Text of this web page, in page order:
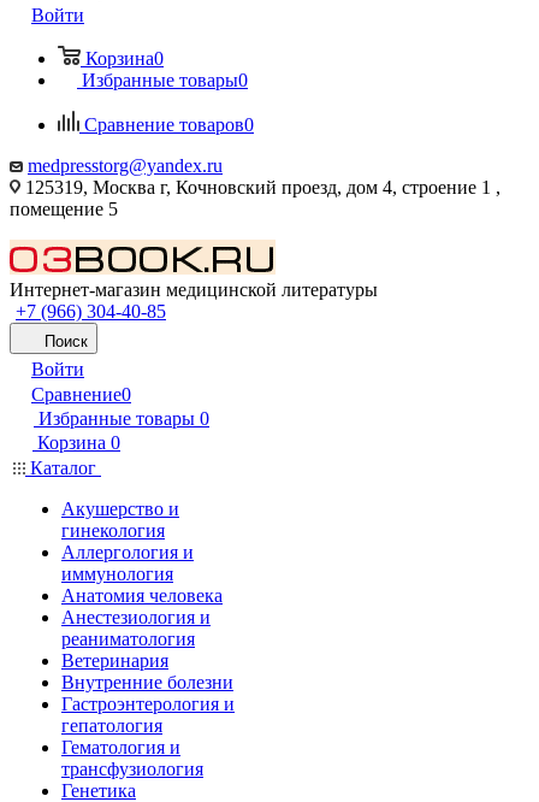
Войти
Корзина0
Избранные товары0
Сравнение товаров0
medpresstorg@yandex.ru
125319, Москва г, Кочновский проезд, дом 4, строение 1 ,
помещение 5
Интернет-магазин медицинской литературы
+7 (966) 304-40-85
Поиск
Войти
Сравнение0
Избранные товары 0
Корзина 0
Каталог
Акушерство и
гинекология
Аллергология и
иммунология
Анатомия человека
Анестезиология и
реаниматология
Ветеринария
Внутренние болезни
Гастроэнтерология и
гепатология
Гематология и
трансфузиология
Генетика